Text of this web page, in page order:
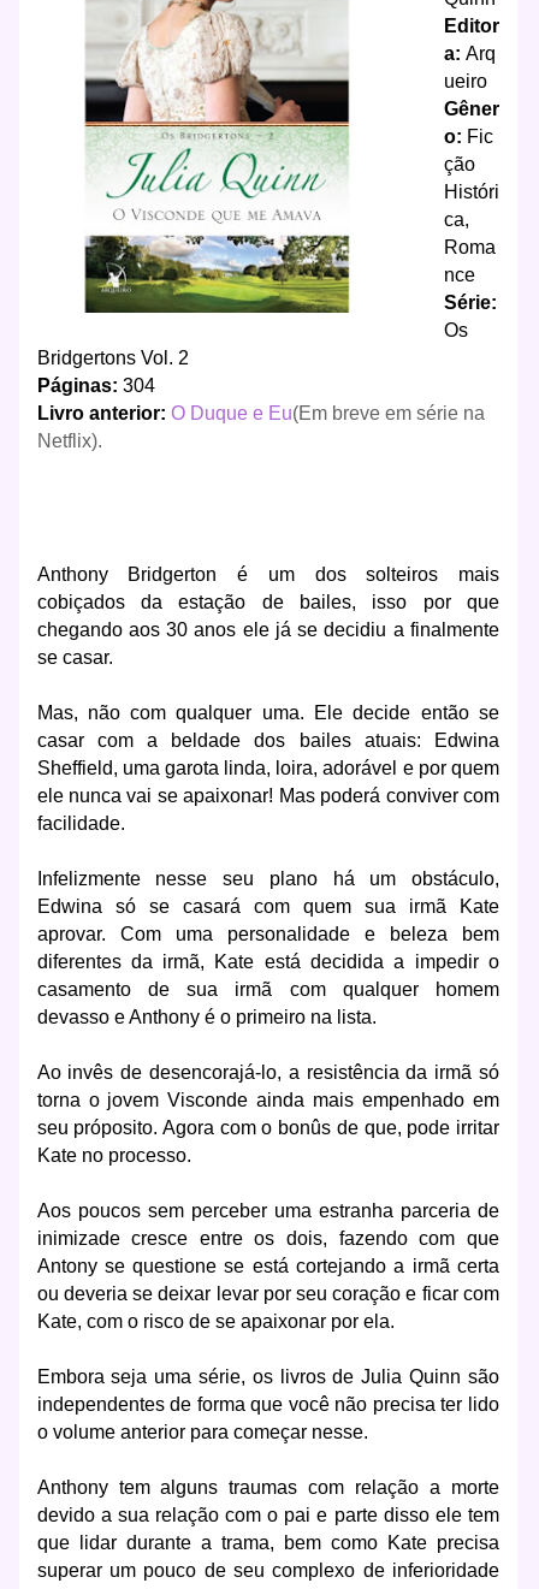
Editor
a: Arq
ueiro
Gêner
o: Fic
ção
Históri
ca,
Roma
nce
Série:
Os
Bridgertons Vol. 2
Páginas: 304
Livro anterior: O Duque e Eu(Em breve em série na
Netflix).
Anthony Bridgerton é um dos solteiros mais
cobiçados da estação de bailes, isso por que
chegando aos 30 anos ele já se decidiu a finalmente
se casar.
Mas, não com qualquer uma. Ele decide então se
casar com a beldade dos bailes atuais: Edwina
Sheffield, uma garota linda, loira, adorável e por quem
ele nunca vai se apaixonar! Mas poderá conviver com
facilidade.
Infelizmente nesse seu plano há um obstáculo,
Edwina só se casará com quem sua irmã Kate
aprovar. Com uma personalidade e beleza bem
diferentes da irmã, Kate está decidida a impedir o
casamento de sua irmã com qualquer homem
devasso e Anthony é o primeiro na lista.
Ao invês de desencorajá-lo, a resistência da irmã só
torna o jovem Visconde ainda mais empenhado em
seu próposito. Agora com o bonûs de que, pode irritar
Kate no processo.
Aos poucos sem perceber uma estranha parceria de
inimizade cresce entre os dois, fazendo com que
Antony se questione se está cortejando a irmã certa
ou deveria se deixar levar por seu coração e ficar com
Kate, com o risco de se apaixonar por ela.
Embora seja uma série, os livros de Julia Quinn são
independentes de forma que você não precisa ter lido
o volume anterior para começar nesse.
Anthony tem alguns traumas com relação a morte
devido a sua relação com o pai e parte disso ele tem
que lidar durante a trama, bem como Kate precisa
superar um pouco de seu complexo de inferioridade